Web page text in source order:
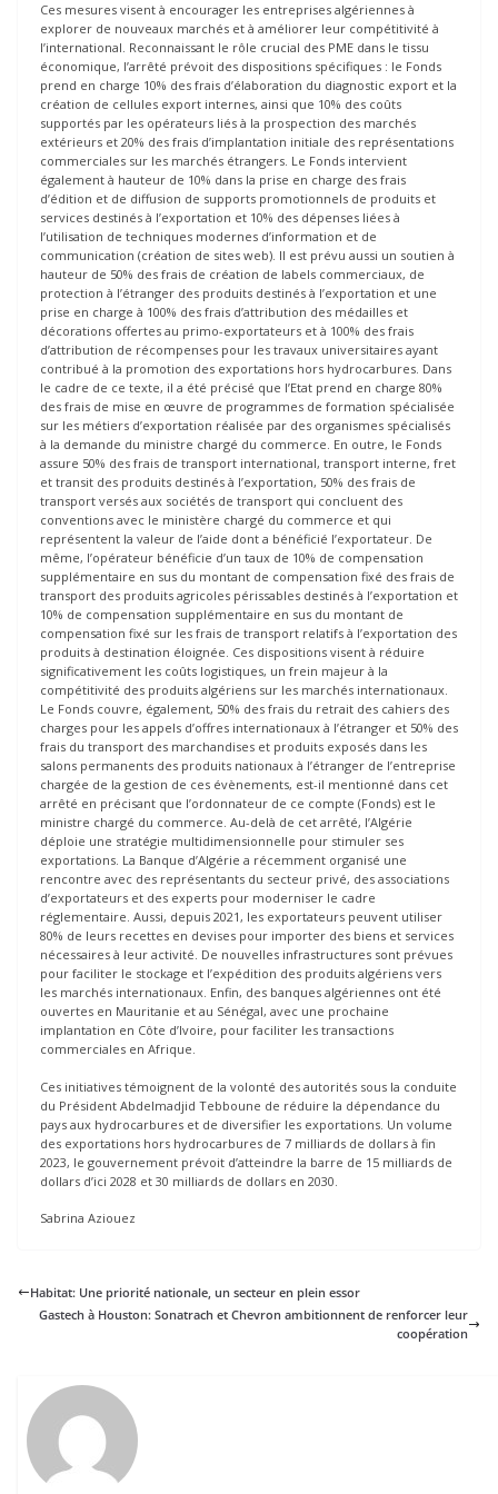
Ces mesures visent à encourager les entreprises algériennes à
explorer de nouveaux marchés et à améliorer leur compétitivité à
l’international. Reconnaissant le rôle crucial des PME dans le tissu
économique, l’arrêté prévoit des dispositions spécifiques : le Fonds
prend en charge 10% des frais d’élaboration du diagnostic export et la
création de cellules export internes, ainsi que 10% des coûts
supportés par les opérateurs liés à la prospection des marchés
extérieurs et 20% des frais d’implantation initiale des représentations
commerciales sur les marchés étrangers. Le Fonds intervient
également à hauteur de 10% dans la prise en charge des frais
d’édition et de diffusion de supports promotionnels de produits et
services destinés à l’exportation et 10% des dépenses liées à
l’utilisation de techniques modernes d’information et de
communication (création de sites web). Il est prévu aussi un soutien à
hauteur de 50% des frais de création de labels commerciaux, de
protection à l’étranger des produits destinés à l’exportation et une
prise en charge à 100% des frais d’attribution des médailles et
décorations offertes au primo-exportateurs et à 100% des frais
d’attribution de récompenses pour les travaux universitaires ayant
contribué à la promotion des exportations hors hydrocarbures. Dans
le cadre de ce texte, il a été précisé que l’Etat prend en charge 80%
des frais de mise en œuvre de programmes de formation spécialisée
sur les métiers d’exportation réalisée par des organismes spécialisés
à la demande du ministre chargé du commerce. En outre, le Fonds
assure 50% des frais de transport international, transport interne, fret
et transit des produits destinés à l’exportation, 50% des frais de
transport versés aux sociétés de transport qui concluent des
conventions avec le ministère chargé du commerce et qui
représentent la valeur de l’aide dont a bénéficié l’exportateur. De
même, l’opérateur bénéficie d’un taux de 10% de compensation
supplémentaire en sus du montant de compensation fixé des frais de
transport des produits agricoles périssables destinés à l’exportation et
10% de compensation supplémentaire en sus du montant de
compensation fixé sur les frais de transport relatifs à l’exportation des
produits à destination éloignée. Ces dispositions visent à réduire
significativement les coûts logistiques, un frein majeur à la
compétitivité des produits algériens sur les marchés internationaux.
Le Fonds couvre, également, 50% des frais du retrait des cahiers des
charges pour les appels d’offres internationaux à l’étranger et 50% des
frais du transport des marchandises et produits exposés dans les
salons permanents des produits nationaux à l’étranger de l’entreprise
chargée de la gestion de ces évènements, est-il mentionné dans cet
arrêté en précisant que l’ordonnateur de ce compte (Fonds) est le
ministre chargé du commerce. Au-delà de cet arrêté, l’Algérie
déploie une stratégie multidimensionnelle pour stimuler ses
exportations. La Banque d’Algérie a récemment organisé une
rencontre avec des représentants du secteur privé, des associations
d’exportateurs et des experts pour moderniser le cadre
réglementaire. Aussi, depuis 2021, les exportateurs peuvent utiliser
80% de leurs recettes en devises pour importer des biens et services
nécessaires à leur activité. De nouvelles infrastructures sont prévues
pour faciliter le stockage et l’expédition des produits algériens vers
les marchés internationaux. Enfin, des banques algériennes ont été
ouvertes en Mauritanie et au Sénégal, avec une prochaine
implantation en Côte d’Ivoire, pour faciliter les transactions
commerciales en Afrique.
Ces initiatives témoignent de la volonté des autorités sous la conduite
du Président Abdelmadjid Tebboune de réduire la dépendance du
pays aux hydrocarbures et de diversifier les exportations. Un volume
des exportations hors hydrocarbures de 7 milliards de dollars à fin
2023, le gouvernement prévoit d’atteindre la barre de 15 milliards de
dollars d’ici 2028 et 30 milliards de dollars en 2030.
Sabrina Aziouez
Habitat: Une priorité nationale, un secteur en plein essor
Gastech à Houston: Sonatrach et Chevron ambitionnent de renforcer leur
coopération